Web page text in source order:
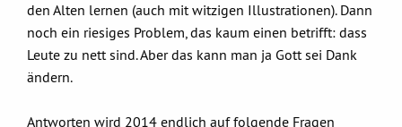
den Alten lernen (auch mit witzigen Illustrationen). Dann
noch ein riesiges Problem, das kaum einen betrifft: dass
Leute zu nett sind. Aber das kann man ja Gott sei Dank
ändern.
Antworten wird 2014 endlich auf folgende Fragen